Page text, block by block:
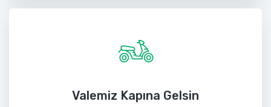
Valemiz Kapına Gelsin